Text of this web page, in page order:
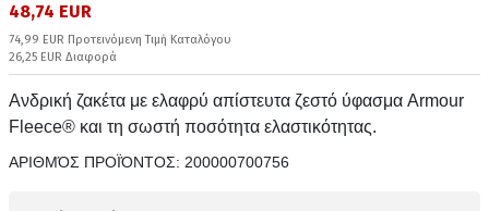
48,74 EUR
74,99 EUR Προτεινόμενη Τιμή Καταλόγου
26,25 EUR Διαφορά
Ανδρική ζακέτα με ελαφρύ απίστευτα ζεστό ύφασμα Armour
Fleece® και τη σωστή ποσότητα ελαστικότητας.
ΑΡΙΘΜΌΣ ΠΡΟΪΌΝΤΟΣ: 200000700756